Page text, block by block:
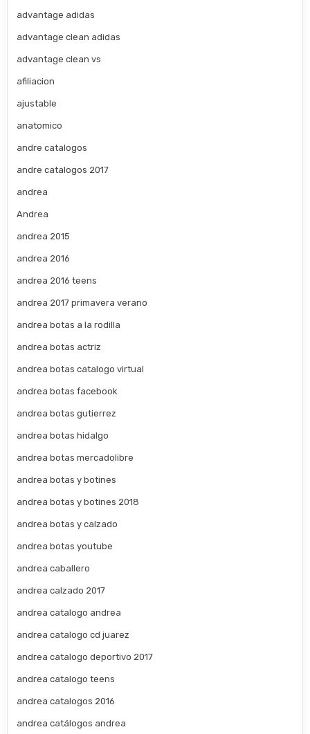
advantage adidas
advantage clean adidas
advantage clean vs
afiliacion
ajustable
anatomico
andre catalogos
andre catalogos 2017
andrea
Andrea
andrea 2015
andrea 2016
andrea 2016 teens
andrea 2017 primavera verano
andrea botas a la rodilla
andrea botas actriz
andrea botas catalogo virtual
andrea botas facebook
andrea botas gutierrez
andrea botas hidalgo
andrea botas mercadolibre
andrea botas y botines
andrea botas y botines 2018
andrea botas y calzado
andrea botas youtube
andrea caballero
andrea calzado 2017
andrea catalogo andrea
andrea catalogo cd juarez
andrea catalogo deportivo 2017
andrea catalogo teens
andrea catalogos 2016
andrea catálogos andrea